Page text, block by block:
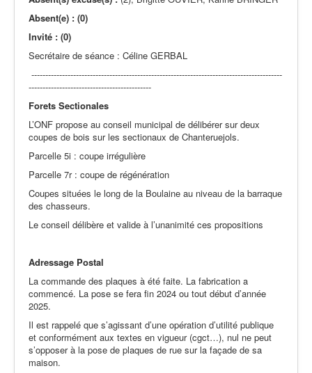
Absent(e) : (0)
Invité : (0)
Secrétaire de séance : Céline GERBAL
------------------------------------------------------------------------------------------
--------------------------------------------
Forets Sectionales
L’ONF propose au conseil municipal de délibérer sur deux
coupes de bois sur les sectionaux de Chanteruejols.
Parcelle 5i : coupe irrégulière
Parcelle 7r : coupe de régénération
Coupes situées le long de la Boulaine au niveau de la barraque
des chasseurs.
Le conseil délibère et valide à l’unanimité ces propositions
Adressage Postal
La commande des plaques à été faite. La fabrication a
commencé. La pose se fera fin 2024 ou tout début d’année
2025.
Il est rappelé que s’agissant d’une opération d’utilité publique
et conformément aux textes en vigueur (cgct…), nul ne peut
s’opposer à la pose de plaques de rue sur la façade de sa
maison.